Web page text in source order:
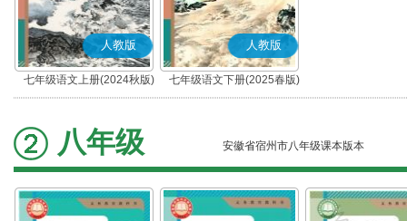
人教版
七年级语文上册(2024秋版)
(部编版)
人教版
七年级语文下册(2025春版)
(部编版)
八年级 安徽省宿州市八年级课本版本